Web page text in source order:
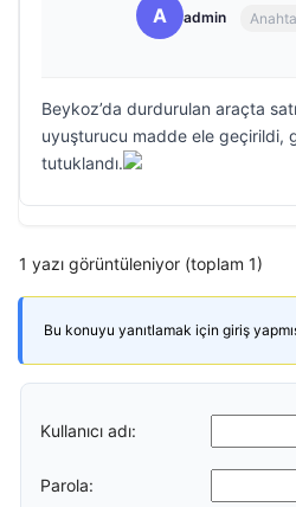
A admin
Beykoz’da durdurulan araçta
uyuşturucu madde ele geçirildi,
tutuklandı.
1 yazı görüntüleniyor (toplam 1)
Bu konuyu yanıtlamak için giriş
Kullanıcı adı:
Parola: